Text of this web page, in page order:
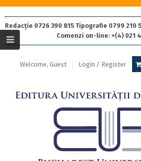
Redacție 0726 390 815 Tipografie 0799 210
Comenzi on-line: +(4) 021
Welcome, Guest Login / Register